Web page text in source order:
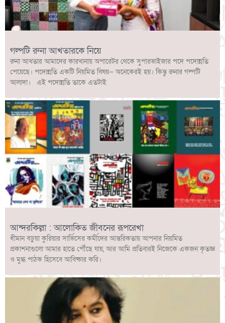
গল্পটি রুনা আখতারকে নিয়ে
রুনা আখতার আমাদের কারখানায় অপারেটর থেকে সুপারভাইজার পদে পদোন্নতি
পেয়েছে। পদোন্নতি একটি নিয়মিত বিষয়— অনেকেরই হয়। কিন্তু রুনার গল্পটি
আলাদা। এই পদোন্নতি তাকে এতটাই
আন্দরকিল্লা : আলোকিত জীবনের রূপরেখা
ধীমান বড়ুয়া কুরিয়ার সার্ভিসের কর্মীদের আন্তরিকতায় আপনার নিয়মিত
প্রকাশনাগুলো আমার হাতে পৌঁছে যায়, আর আমি প্রতিবারই নিজেকে একজন কৃতজ্ঞ
ও মুগ্ধ পাঠক হিসেবে আবিষ্কার করি।